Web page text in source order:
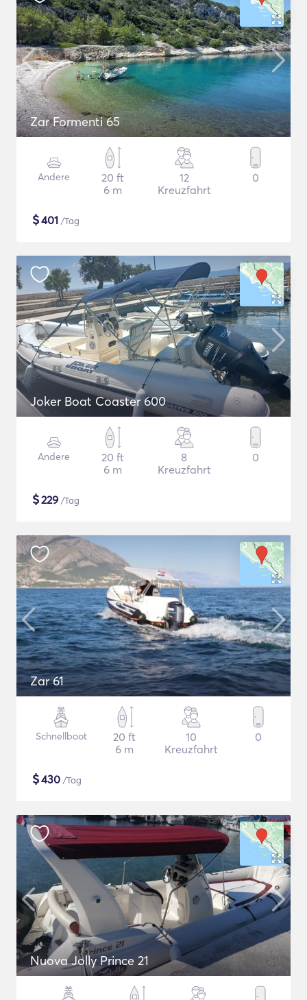
Zar Formenti 65
Andere
20 ft
6 m
12
Kreuzfahrt
0
$401 /Tag
Joker Boat Coaster 600
Andere
20 ft
6 m
8
Kreuzfahrt
0
$229 /Tag
Zar 61
Schnellboot
20 ft
6 m
10
Kreuzfahrt
0
$430 /Tag
Nuova Jolly Prince 21